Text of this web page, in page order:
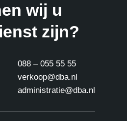
wij u
zijn?
088 – 055 55 55
verkoop@dba.nl
administratie@dba.nl